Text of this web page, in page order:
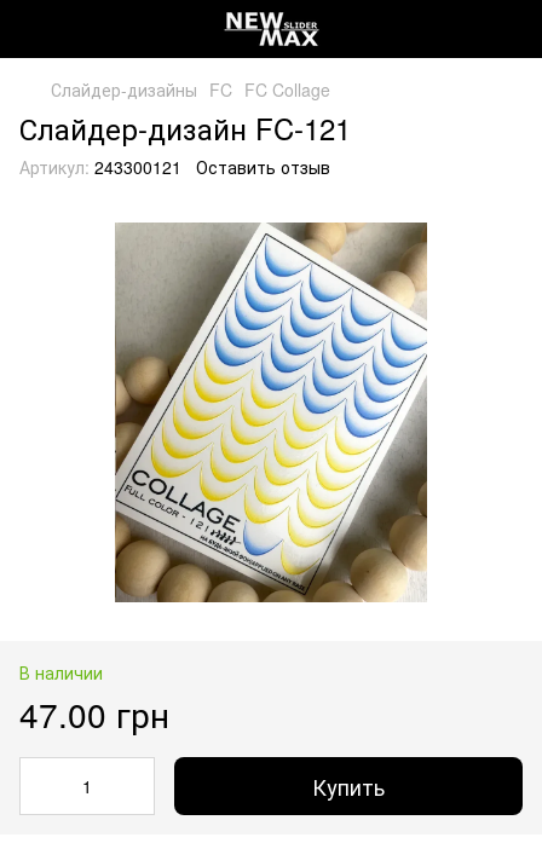
Слайдер-дизайны FC FC Collage
Слайдер-дизайн FC-121
Артикул: 243300121 Оставить отзыв
В наличии
47.00 грн
Купить